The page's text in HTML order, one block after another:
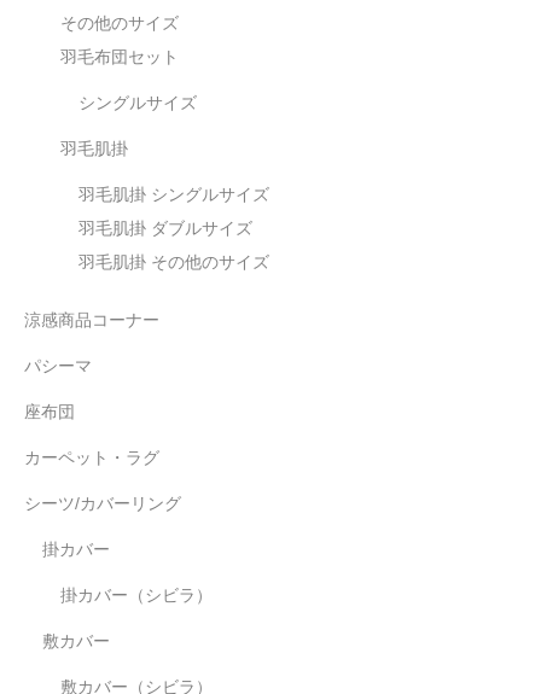
その他のサイズ
羽毛布団セット
シングルサイズ
羽毛肌掛
羽毛肌掛 シングルサイズ
羽毛肌掛 ダブルサイズ
羽毛肌掛 その他のサイズ
涼感商品コーナー
パシーマ
座布団
カーペット・ラグ
シーツ/カバーリング
掛カバー
掛カバー（シビラ）
敷カバー
敷カバー（シビラ）